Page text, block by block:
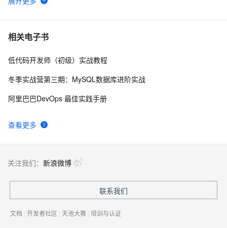
6 RAC_Oracle集群服务安装RAC（案例）
7 【转】RAC 安装维护的 Metalink 必读文档
8 【工具】一款oracle rac 检查工具
相关电子书
查看更多
低代码开发师（初级）实战教程
冬季实战营第三期：MySQL数据库进阶实战
阿里巴巴DevOps 最佳实践手册
关注我们： 新浪微博
联系我们
文档 | 开发者社区 | 天池大赛 | 培训与认证